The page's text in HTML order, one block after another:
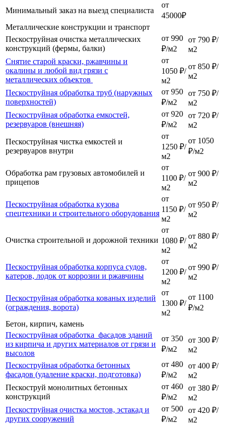
Минимальный заказ на выезд специалиста
от
45000₽
Металлические конструкции и транспорт
Пескоструйная очистка металлических
конструкций (фермы, балки)
от 990
₽/м2
от 790 ₽/
м2
Снятие старой краски, ржавчины и
окалины и любой вид грязи с
металлических объектов
от
1050 ₽/
м2
от 850 ₽/
м2
Пескоструйная обработка труб (наружных
поверхностей)
от 950
₽/м2
от 750 ₽/
м2
Пескоструйная обработка емкостей,
резервуаров (внешняя)
от 920
₽/м2
от 720 ₽/
м2
Пескоструйная чистка емкостей и
резервуаров внутри
от
1250 ₽/
м2
от 1050
₽/м2
Обработка рам грузовых автомобилей и
прицепов
от
1100 ₽/
м2
от 900 ₽/
м2
Пескоструйная обработка кузова
спецтехники и строительного оборудования
от
1150 ₽/
м2
от 950 ₽/
м2
Очистка строительной и дорожной техники
от
1080 ₽/
м2
от 880 ₽/
м2
Пескоструйная обработка корпуса судов,
катеров, лодок от коррозии и ржавчины
от
1200 ₽/
м2
от 990 ₽/
м2
Пескоструйная обработка кованых изделий
(ограждения, ворота)
от
1300 ₽/
м2
от 1100
₽/м2
Бетон, кирпич, камень
Пескоструйная обработка фасадов зданий
из кирпича и других материалов от грязи и
высолов
от 350
₽/м2
от 300 ₽/
м2
Пескоструйная обработка бетонных
фасадов (удаление краски, подготовка)
от 480
₽/м2
от 400 ₽/
м2
Пескоструй монолитных бетонных
конструкций
от 460
₽/м2
от 380 ₽/
м2
Пескоструйная очистка мостов, эстакад и
других сооружений
от 500
₽/м2
от 420 ₽/
м2